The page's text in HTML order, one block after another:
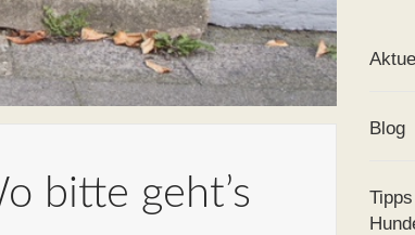
bitte geht’s
Blog